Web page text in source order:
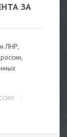
ЗА
ЛНР,